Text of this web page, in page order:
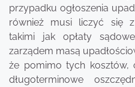
przypadku ogłoszenia
również musi liczyć się
takimi jak opłaty
zarządem masą
że pomimo tych kosztów,
długoterminowe